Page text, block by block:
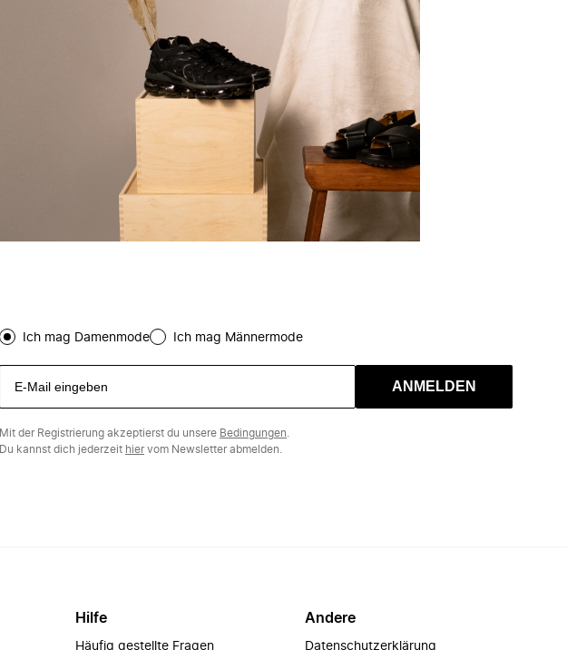
Ich mag Damenmode Ich mag Männermode
ANMELDEN
Mit der Registrierung akzeptierst du unsere Bedingungen
Du kannst dich jederzeit hiervom Newsletter abmelden.
Hilfe
Häufig gestellte Fragen
Andere
Datenschutzerklärung